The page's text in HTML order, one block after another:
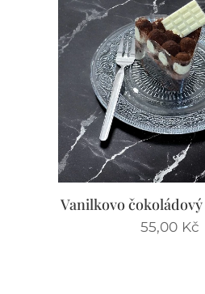
Vanilkovo
55,00 Kč